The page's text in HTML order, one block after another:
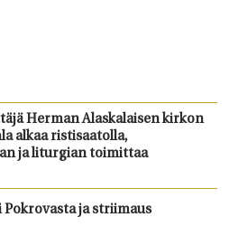
Herman Alaskalaisen kirkon
alkaa ristisaatolla,
ja liturgian toimittaa
ja striimaus